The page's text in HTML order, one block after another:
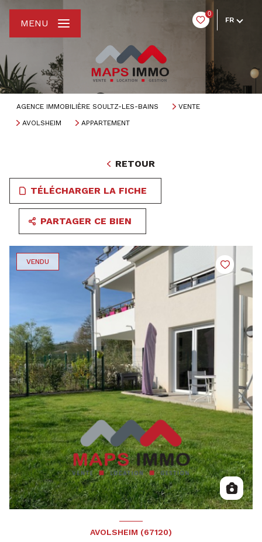
0
FR
MENU
AGENCE IMMOBILIÈRE SOULTZ-LES-BAINS
VENTE
AVOLSHEIM
APPARTEMENT
RETOUR
TÉLÉCHARGER LA FICHE
PARTAGER CE BIEN
VENDU
AVOLSHEIM (67120)